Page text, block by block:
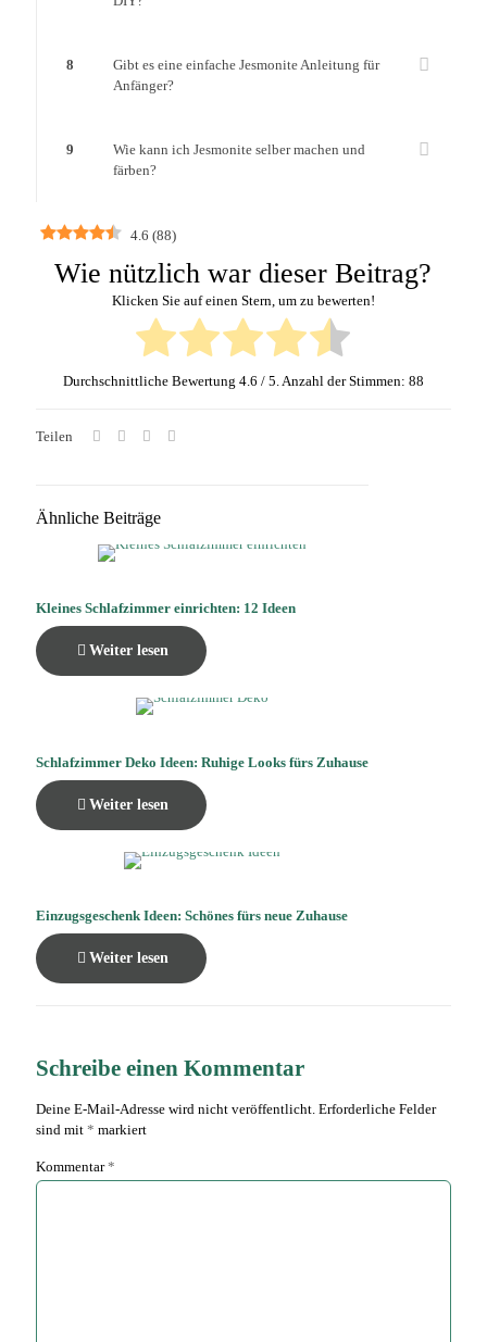
8
Gibt es eine einfache Jesmonite Anleitung für
Anfänger?
9
Wie kann ich Jesmonite selber machen und
färben?
4.6 (88)
Wie nützlich war dieser Beitrag?
Klicken Sie auf einen Stern, um zu bewerten!
Durchschnittliche Bewertung 4.6 / 5. Anzahl der Stimmen: 88
Teilen
Ähnliche Beiträge
Kleines Schlafzimmer einrichten: 12 Ideen
Weiter lesen
Schlafzimmer Deko Ideen: Ruhige Looks fürs Zuhause
Weiter lesen
Einzugsgeschenk Ideen: Schönes fürs neue Zuhause
Weiter lesen
Schreibe einen Kommentar
Deine E-Mail-Adresse wird nicht veröffentlicht. Erforderliche Felder
sind mit * markiert
Kommentar*